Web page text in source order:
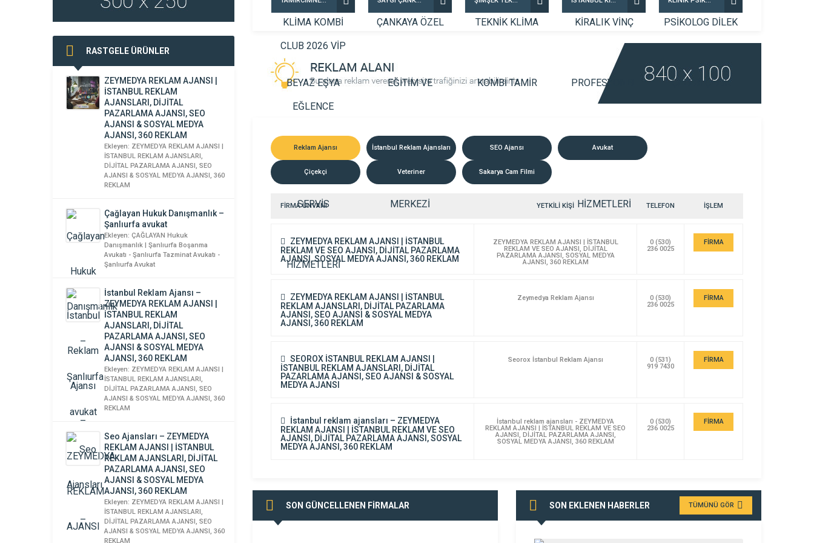
RASTGELE ÜRÜNLER
ZEYMEDYA REKLAM AJANSI |
İSTANBUL REKLAM
AJANSLARI, DİJİTAL
PAZARLAMA AJANSI, SEO
AJANSI & SOSYAL MEDYA
AJANSI, 360 REKLAM
Ekleyen: ZEYMEDYA REKLAM AJANSI |
İSTANBUL REKLAM AJANSLARI,
DİJİTAL PAZARLAMA AJANSI, SEO
AJANSI & SOSYAL MEDYA AJANSI, 360
REKLAM
Çağlayan Hukuk Danışmanlık –
Şanlıurfa avukat
Ekleyen: ÇAĞLAYAN Hukuk
Danışmanlık | Şanlıurfa Boşanma
Avukatı - Şanlıurfa Tazminat Avukatı -
Şanlıurfa Avukat
İstanbul Reklam Ajansı –
ZEYMEDYA REKLAM AJANSI |
İSTANBUL REKLAM
AJANSLARI, DİJİTAL
PAZARLAMA AJANSI, SEO
AJANSI & SOSYAL MEDYA
AJANSI, 360 REKLAM
Ekleyen: ZEYMEDYA REKLAM AJANSI |
İSTANBUL REKLAM AJANSLARI,
DİJİTAL PAZARLAMA AJANSI, SEO
AJANSI & SOSYAL MEDYA AJANSI, 360
REKLAM
Seo Ajansları – ZEYMEDYA
REKLAM AJANSI | İSTANBUL
REKLAM AJANSLARI, DİJİTAL
PAZARLAMA AJANSI, SEO
AJANSI & SOSYAL MEDYA
AJANSI, 360 REKLAM
Ekleyen: ZEYMEDYA REKLAM AJANSI |
İSTANBUL REKLAM AJANSLARI,
DİJİTAL PAZARLAMA AJANSI, SEO
AJANSI & SOSYAL MEDYA AJANSI, 360
REKLAM
Reklam Ajansı İstanbul Reklam Ajansları SEO Ajansı Avukat
Çiçekçi Veteriner Sakarya Cam Filmi
FİRMA ÜNVANI YETKİLİ KİŞİ TELEFON İŞLEM
ZEYMEDYA REKLAM AJANSI | İSTANBUL
REKLAM VE SEO AJANSI, DİJİTAL PAZARLAMA
AJANSI, SOSYAL MEDYA AJANSI, 360 REKLAM
ZEYMEDYA REKLAM AJANSI | İSTANBUL
REKLAM VE SEO AJANSI, DİJİTAL
PAZARLAMA AJANSI, SOSYAL MEDYA
AJANSI, 360 REKLAM
0 (530)
236 0025
FİRMA
ZEYMEDYA REKLAM AJANSI | İSTANBUL
REKLAM AJANSLARI, DİJİTAL PAZARLAMA
AJANSI, SEO AJANSI & SOSYAL MEDYA
AJANSI, 360 REKLAM
Zeymedya Reklam Ajansı
0 (530)
236 0025
FİRMA
SEOROX İSTANBUL REKLAM AJANSI |
İSTANBUL REKLAM AJANSLARI, DİJİTAL
PAZARLAMA AJANSI, SEO AJANSI & SOSYAL
MEDYA AJANSI
Seorox İstanbul Reklam Ajansı
0 (531)
919 7430
FİRMA
İstanbul reklam ajansları – ZEYMEDYA
REKLAM AJANSI | İSTANBUL REKLAM VE SEO
AJANSI, DİJİTAL PAZARLAMA AJANSI, SOSYAL
MEDYA AJANSI, 360 REKLAM
İstanbul reklam ajansları - ZEYMEDYA
REKLAM AJANSI | İSTANBUL REKLAM VE SEO
AJANSI, DİJİTAL PAZARLAMA AJANSI,
SOSYAL MEDYA AJANSI, 360 REKLAM
0 (530)
236 0025
FİRMA
SON GÜNCELLENEN FİRMALAR SON EKLENEN HABERLER TÜMÜNÜ GÖR